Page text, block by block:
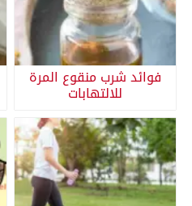
فوائد شرب منقوع المرة
للالتهابات